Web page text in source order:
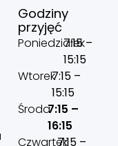
Godziny
przyjęć
Poniedziałek
7:15 –
15:15
Wtorek7:15 –
15:15
Środa7:15 –
16:15
Czwartek7:15 –